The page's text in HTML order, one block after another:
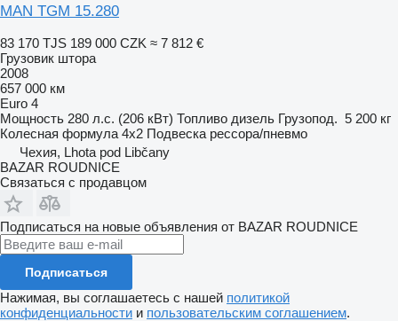
MAN TGM 15.280
83 170 TJS 189 000 CZK ≈ 7 812 €
Грузовик штора
2008
657 000 км
Euro 4
Мощность 280 л.с. (206 кВт) Топливо дизель Грузопод. 5 200 кг
Колесная формула 4x2 Подвеска рессора/пневмо
Чехия, Lhota pod Libčany
BAZAR ROUDNICE
Связаться с продавцом
Подписаться на новые объявления от BAZAR ROUDNICE
Подписаться
Нажимая, вы соглашаетесь с нашей политикой
конфиденциальности и пользовательским соглашением.